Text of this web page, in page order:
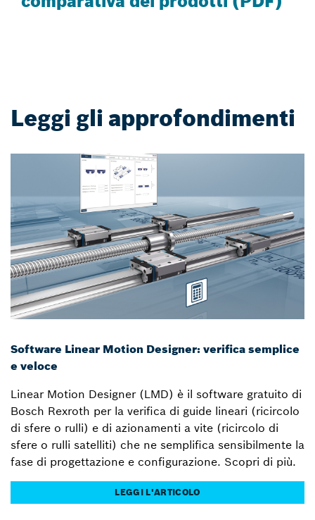
Leggi gli approfondimenti
Software Linear Motion Designer: verifica semplice
e veloce
Linear Motion Designer (LMD) è il software gratuito di
Bosch Rexroth per la verifica di guide lineari (ricircolo
di sfere o rulli) e di azionamenti a vite (ricircolo di
sfere o rulli satelliti) che ne semplifica sensibilmente la
fase di progettazione e configurazione. Scopri di più.
LEGGI L'ARTICOLO